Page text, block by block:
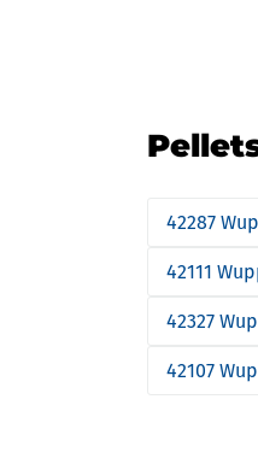
42287
42111
42327
42107